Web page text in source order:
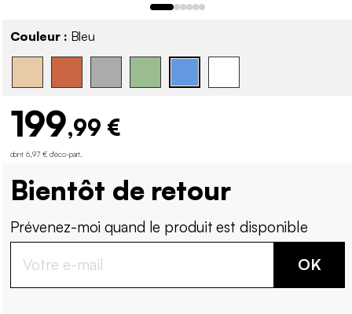
Couleur : Bleu
199,99 €
dont 6,97 € d'éco-part
Bientôt de retour
Prévenez-moi quand le produit est disponible
OK